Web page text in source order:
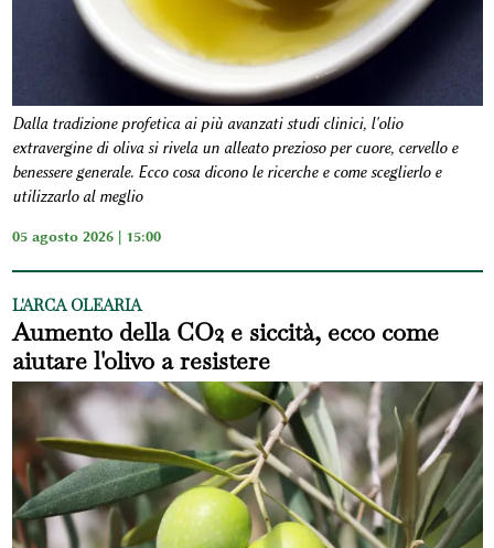
Dalla tradizione profetica ai più avanzati studi clinici, l'olio
extravergine di oliva si rivela un alleato prezioso per cuore, cervello e
benessere generale. Ecco cosa dicono le ricerche e come sceglierlo e
utilizzarlo al meglio
05 agosto 2026 | 15:00
L'ARCA OLEARIA
Aumento della CO2 e siccità, ecco come
aiutare l'olivo a resistere